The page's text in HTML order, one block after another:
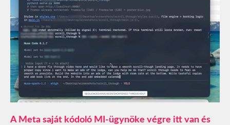
A Meta saját kódoló MI-ügynöke végre itt van és